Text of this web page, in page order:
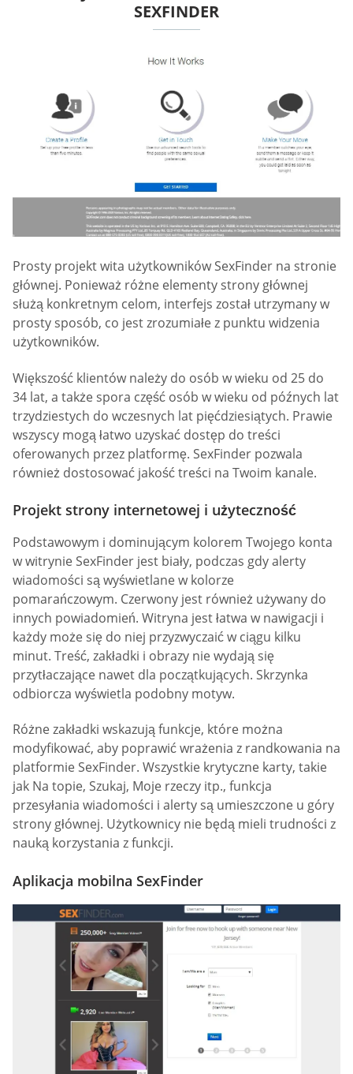
SEXFINDER
Prosty projekt wita użytkowników SexFinder na stronie
głównej. Ponieważ różne elementy strony głównej
służą konkretnym celom, interfejs został utrzymany w
prosty sposób, co jest zrozumiałe z punktu widzenia
użytkowników.
Większość klientów należy do osób w wieku od 25 do
34 lat, a także spora część osób w wieku od późnych lat
trzydziestych do wczesnych lat pięćdziesiątych. Prawie
wszyscy mogą łatwo uzyskać dostęp do treści
oferowanych przez platformę. SexFinder pozwala
również dostosować jakość treści na Twoim kanale.
Projekt strony internetowej i użyteczność
Podstawowym i dominującym kolorem Twojego konta
w witrynie SexFinder jest biały, podczas gdy alerty
wiadomości są wyświetlane w kolorze
pomarańczowym. Czerwony jest również używany do
innych powiadomień. Witryna jest łatwa w nawigacji i
każdy może się do niej przyzwyczaić w ciągu kilku
minut. Treść, zakładki i obrazy nie wydają się
przytłaczające nawet dla początkujących. Skrzynka
odbiorcza wyświetla podobny motyw.
Różne zakładki wskazują funkcje, które można
modyfikować, aby poprawić wrażenia z randkowania na
platformie SexFinder. Wszystkie krytyczne karty, takie
jak Na topie, Szukaj, Moje rzeczy itp., funkcja
przesyłania wiadomości i alerty są umieszczone u góry
strony głównej. Użytkownicy nie będą mieli trudności z
nauką korzystania z funkcji.
Aplikacja mobilna SexFinder